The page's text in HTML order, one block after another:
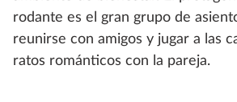
rodante es el gran grupo de
reunirse con amigos y jugar a las
ratos románticos con la pareja.